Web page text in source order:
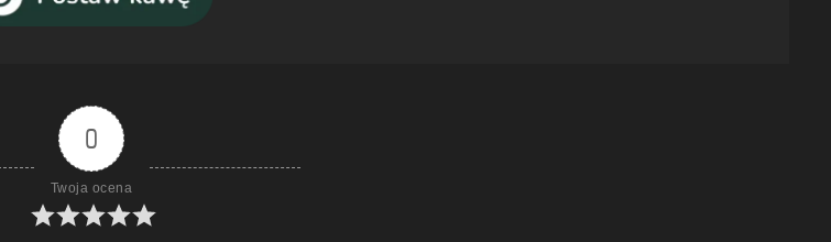
0
Twoja ocena